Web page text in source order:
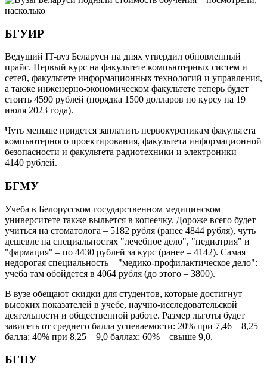
БГУИР
Ведущий IT-вуз Беларуси на днях утвердил обновленный
прайс. Первый курс на факультете компьютерных систем и
сетей, факультете информационных технологий и управления,
а также инженерно-экономическом факультете теперь будет
стоить 4590 рублей (порядка 1500 долларов по курсу на 19
июля 2023 года).
Чуть меньше придется заплатить первокурсникам факультета
компьютерного проектирования, факультета информационной
безопасности и факультета радиотехники и электроники –
4140 рублей.
БГМУ
Учеба в Белорусском государственном медицинском
университете также выльется в копеечку. Дороже всего будет
учиться на стоматолога – 5182 рубля (ранее 4844 рубля), чуть
дешевле на специальностях "лечебное дело", "педиатрия" и
"фармация" – по 4430 рублей за курс (ранее – 4142). Самая
недорогая специальность – "медико-профилактическое дело":
учеба там обойдется в 4064 рубля (до этого – 3800).
В вузе обещают скидки для студентов, которые достигнут
высоких показателей в учебе, научно-исследовательской
деятельности и общественной работе. Размер льготы будет
зависеть от среднего балла успеваемости: 20% при 7,46 – 8,25
балла; 40% при 8,25 – 9,0 баллах; 60% – свыше 9,0.
БГПУ